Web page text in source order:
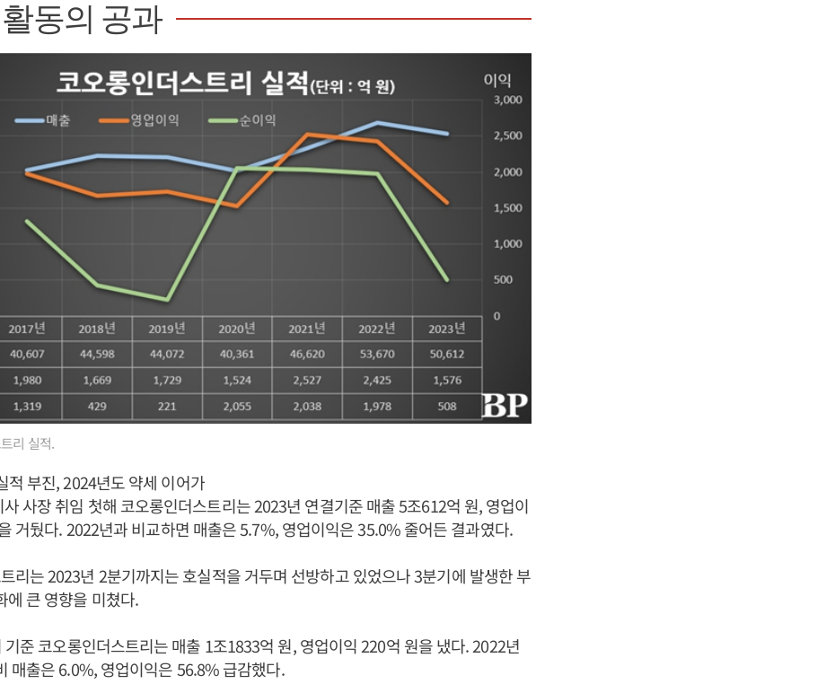
동의 공과
리 실적.
부진, 2024년도 약세 이어가
사장 취임 첫해 코오롱인더스트리는 2023년 연결기준 매출 5조612억 원, 영업이
거뒀다. 2022년과 비교하면 매출은 5.7%, 영업이익은 35.0% 줄어든 결과였다.
리는 2023년 2분기까지는 호실적을 거두며 선방하고 있었으나 3분기에 발생한 부
에 큰 영향을 미쳤다.
준 코오롱인더스트리는 매출 1조1833억 원, 영업이익 220억 원을 냈다. 2022년
매출은 6.0%, 영업이익은 56.8% 급감했다.